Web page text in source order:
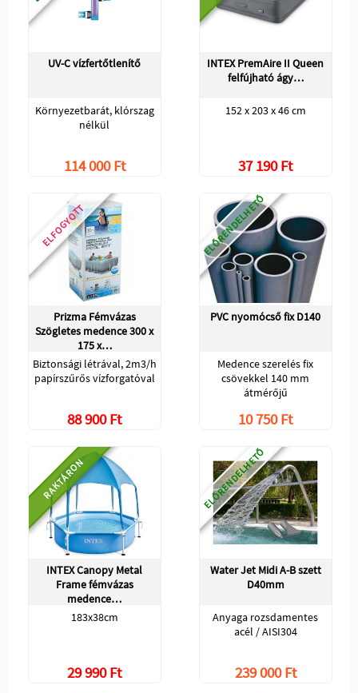
UV-C vízfertőtlenítő
Környezetbarát, klórszag
nélkül
114 000 Ft
INTEX PremAire II Queen
felfújható ágy…
152 x 203 x 46 cm
37 190 Ft
ELFOGYOTT
Prizma Fémvázas
Szögletes medence 300 x
175 x…
Biztonsági létrával, 2m3/h
papírszűrős vízforgatóval
88 900 Ft
ELŐRENDELHETŐ
PVC nyomócső fix D140
Medence szerelés fix
csövekkel 140 mm
átmérőjű
10 750 Ft
RAKTÁRON
INTEX Canopy Metal
Frame fémvázas
medence…
183x38cm
29 990 Ft
ELŐRENDELHETŐ
Water Jet Midi A-B szett
D40mm
Anyaga rozsdamentes
acél / AISI304
239 000 Ft